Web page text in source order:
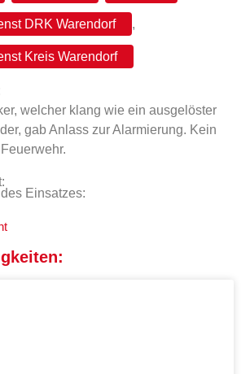
DRK Warendorf ,
Kreis Warendorf
welcher klang wie ein ausgelöster
gab Anlass zur Alarmierung. Kein
Einsatzes: